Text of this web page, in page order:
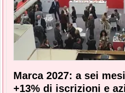
Marca 2027: a sei
+13% di iscrizioni e